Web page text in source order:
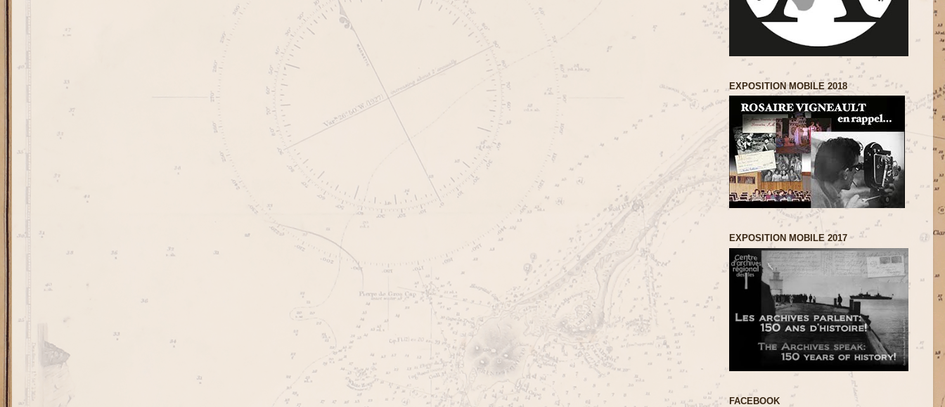
EXPOSITION MOBILE 2018
EXPOSITION MOBILE 2017
FACEBOOK